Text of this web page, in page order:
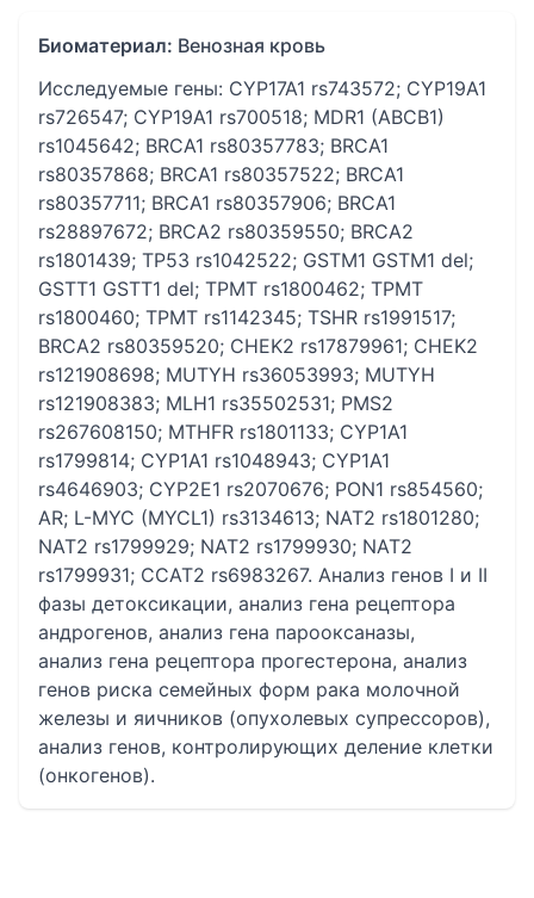
Биоматериал: Венозная кровь
Исследуемые гены: CYP17A1 rs743572; CYP19A1
rs726547; CYP19A1 rs700518; MDR1 (ABCB1)
rs1045642; BRCA1 rs80357783; BRCA1
rs80357868; BRCA1 rs80357522; BRCA1
rs80357711; BRCA1 rs80357906; BRCA1
rs28897672; BRCA2 rs80359550; BRCA2
rs1801439; TP53 rs1042522; GSTM1 GSTM1 del;
GSTT1 GSTT1 del; TPMT rs1800462; TPMT
rs1800460; TPMT rs1142345; TSHR rs1991517;
BRCA2 rs80359520; CHEK2 rs17879961; CHEK2
rs121908698; MUTYH rs36053993; MUTYH
rs121908383; MLH1 rs35502531; PMS2
rs267608150; MTHFR rs1801133; CYP1A1
rs1799814; CYP1A1 rs1048943; CYP1A1
rs4646903; CYP2E1 rs2070676; PON1 rs854560;
AR; L-MYC (MYCL1) rs3134613; NAT2 rs1801280;
NAT2 rs1799929; NAT2 rs1799930; NAT2
rs1799931; CCAT2 rs6983267. Анализ генов I и II
фазы детоксикации, анализ гена рецептора
андрогенов, анализ гена парооксаназы,
анализ гена рецептора прогестерона, анализ
генов риска семейных форм рака молочной
железы и яичников (опухолевых супрессоров),
анализ генов, контролирующих деление клетки
(онкогенов).